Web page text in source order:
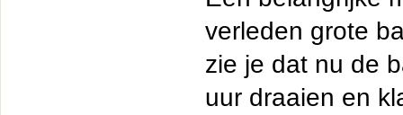
verleden grote
zie je dat nu de
uur draaien en